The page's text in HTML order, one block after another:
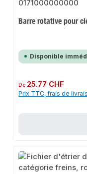
Barre rotative pour
Disponible
Prix régulier :
De 25.77 CHF
Prix TTC, frais de